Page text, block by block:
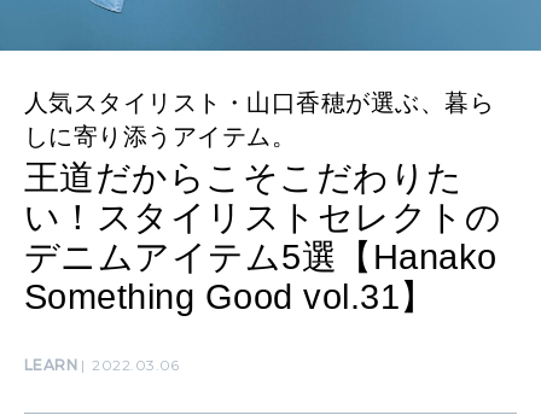
MAMA
ママもいろいろ
SUSTAINABLE
わたしができること
人気スタイリスト・山口香穂が選ぶ、暮ら
しに寄り添うアイテム。
王道だからこそこだわりた
い！スタイリストセレクトの
デニムアイテム5選【Hanako
Something Good vol.31】
LEARN 2022.03.06